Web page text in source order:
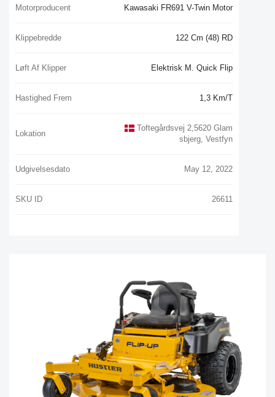
Motorproducent Kawasaki FR691 V-Twin Motor
Klippebredde 122 Cm (48) RD
Løft Af Klipper Elektrisk M. Quick Flip
Hastighed Frem 1,3 Km/t
Lokation
Toftegårdsvej 2,5620 Glam
Sbjerg, Vestfyn
Udgivelsesdato May 12, 2022
SKU ID 26611